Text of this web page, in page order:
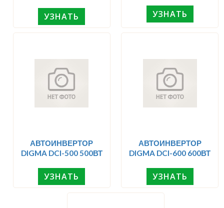
УЗНАТЬ УЗНАТЬ
АВТОИНВЕРТОР
DIGMA DCI-500 500ВТ
УЗНАТЬ
АВТОИНВЕРТОР
DIGMA DCI-600 600ВТ
УЗНАТЬ